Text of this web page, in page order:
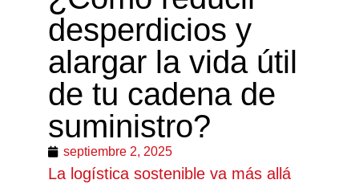
desperdicios y
alargar la vida útil
de tu cadena de
suministro?
septiembre 2, 2025
La logística sostenible va más allá